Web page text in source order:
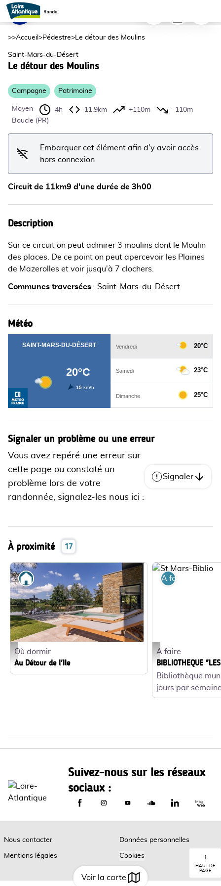
Le détour des Moulins
Voir la carte
Le Grand Moulin des Places (7) - ©JulienAuray
Voir l'image en plein écran
>>Accueil >Pédestre>Le détour des Moulins
Saint-Mars-du-Désert
Le détour des Moulins
Campagne Patrimoine
Moyen 4h 11,9km +110m
-110m
Boucle (PR)
Embarquer cet élément afin d'y avoir accès
hors connexion
Circuit de 11km9 d'une durée de 3h00
Description
Sur ce circuit on peut admirer 3 moulins dont le Moulin
des places. De ce point on peut apercevoir les Plaines
de Mazerolles et voir jusqu'à 7 clochers.
Communes traversées : Saint-Mars-du-Désert
Météo
Signaler un problème ou une erreur
Vous avez repéré une erreur sur
cette page ou constaté un
problème lors de votre
randonnée, signalez-les nous ici :
Signaler
À proximité 17
GDF-H44G012126_1 - Gîtes de France 44
Où dormir
Où dormir
Au Détour de l'Ile
St Mars-Biblio - ©ECF
A faire
A faire
BIBLIOTHEQUE
Bibliothèque
jours par
Suivez-nous sur les réseaux
sociaux :
Nous contacter
Mentions légales
Données personnelles
Cookies ↑
HAUT DE
PAGE